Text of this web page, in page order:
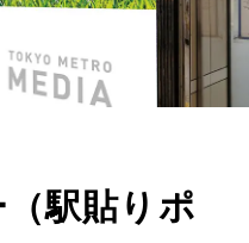
駅貼りポ